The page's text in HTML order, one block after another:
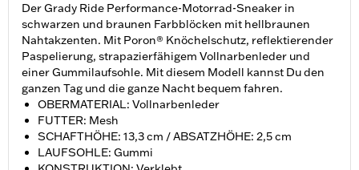
Der Grady Ride Performance-Motorrad-Sneaker in
schwarzen und braunen Farbblöcken mit hellbraunen
Nahtakzenten. Mit Poron® Knöchelschutz, reflektierender
Paspelierung, strapazierfähigem Vollnarbenleder und
einer Gummilaufsohle. Mit diesem Modell kannst Du den
ganzen Tag und die ganze Nacht bequem fahren.
OBERMATERIAL: Vollnarbenleder
FUTTER: Mesh
SCHAFTHÖHE: 13,3 cm / ABSATZHÖHE: 2,5 cm
LAUFSOHLE: Gummi